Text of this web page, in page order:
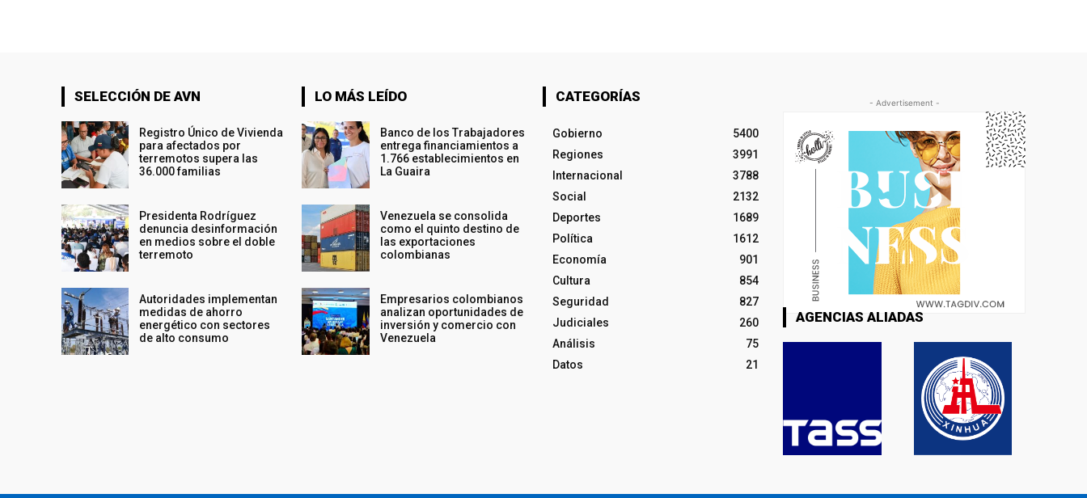
SELECCIÓN DE AVN
Registro Único de Vivienda
para afectados por
terremotos supera las
36.000 familias
Presidenta Rodríguez
denuncia desinformación
en medios sobre el doble
terremoto
Autoridades implementan
medidas de ahorro
energético con sectores
de alto consumo
LO MÁS LEÍDO
Banco de los Trabajadores
entrega financiamientos a
1.766 establecimientos en
La Guaira
Venezuela se consolida
como el quinto destino de
las exportaciones
colombianas
Empresarios colombianos
analizan oportunidades de
inversión y comercio con
Venezuela
CATEGORÍAS
Gobierno
5400
Regiones
3991
Internacional
3788
Social
2132
Deportes
1689
Política
1612
Economía
901
Cultura
854
Seguridad
827
Judiciales
260
Análisis
75
Datos
21
- Advertisement -
AGENCIAS ALIADAS